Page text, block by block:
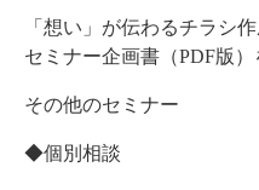
「想い」が伝わるチラシ
セミナー企画書（PDF版
その他のセミナー
◆個別相談